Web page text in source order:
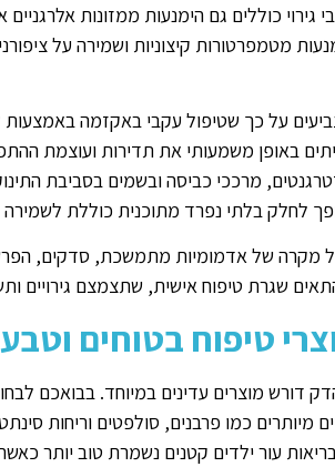
גירוי כוללים גם הימנעות ממזונות
מטמפרטורות קיצוניות ושמירה על
על כך שטיפול עקבי באקזמה באמצעות
באופן משמעותי את תדירות ועוצמת
מרככי כביסה ובשמים בסביבת
לחלק בלתי נפרד מתוכנית כוללת
מקרה של אדמומיות מתמשכת, סדקים,
שגרת טיפוח אישית, שתצמצם גירויים
טיפוח בטוחים
דורש מוצרים עדינים במיוחד. בבואכם
מיותרים כמו פרבנים, סולפטים וריחות
עור ילדים קטנים נשמרת טוב יותר